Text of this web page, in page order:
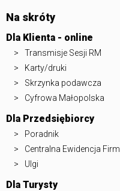
Na skróty
Dla Klienta - online
Transmisje Sesji RM
Karty/druki
Skrzynka podawcza
Cyfrowa Małopolska
Dla Przedsiębiorcy
Poradnik
Centralna Ewidencja Firm
Ulgi
Dla Turysty